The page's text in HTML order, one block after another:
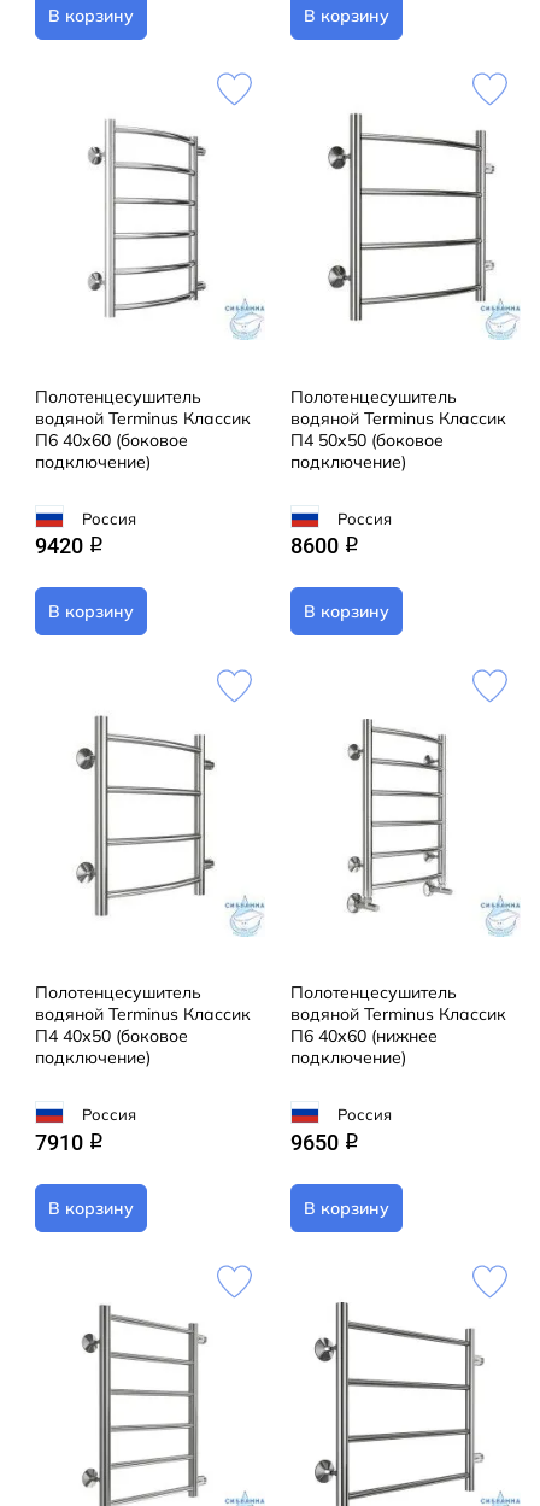
В корзину В корзину
Полотенцесушитель
водяной Terminus Классик
П6 40х60 (боковое
подключение)
Россия
9420 q
В корзину
Полотенцесушитель
водяной Terminus Классик
П4 50х50 (боковое
подключение)
Россия
8600 q
В корзину
Полотенцесушитель
водяной Terminus Классик
П4 40х50 (боковое
подключение)
Россия
7910 q
В корзину
Полотенцесушитель
водяной Terminus Классик
П6 40х60 (нижнее
подключение)
Россия
9650 q
В корзину